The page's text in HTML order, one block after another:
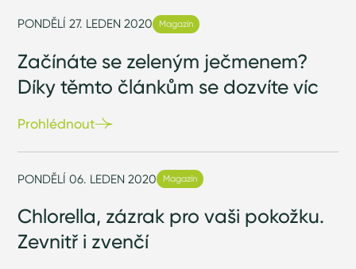
PONDĚLÍ 27. LEDEN 2020 Magazín
Začínáte se zeleným ječmenem?
Díky těmto článkům se dozvíte víc
Prohlédnout
PONDĚLÍ 06. LEDEN 2020 Magazín
Chlorella, zázrak pro vaši pokožku.
Zevnitř i zvenčí